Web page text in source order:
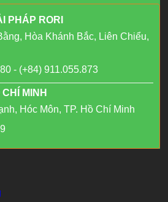
PHÁP RORI
Hòa Khánh Bắc, Liên Chiểu,
- (+84) 911.055.873
MINH
Hóc Môn, TP. Hồ Chí Minh